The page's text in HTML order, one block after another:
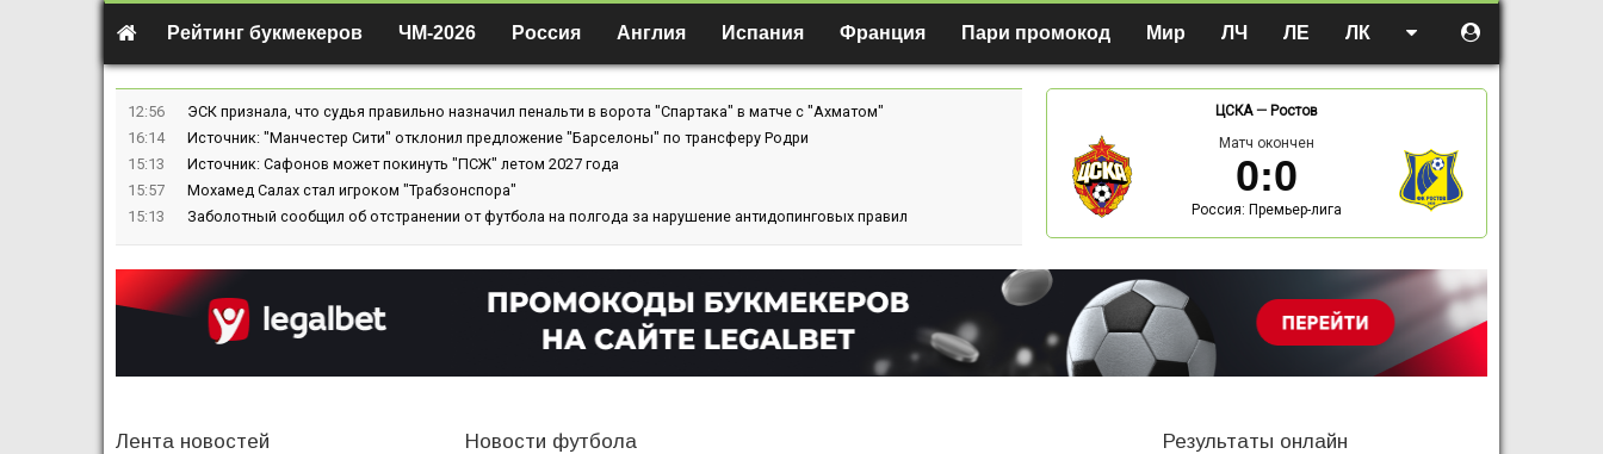
Рейтинг букмекеров ЧМ-2026 Россия Англия Испания Франция Пари промокод Мир ЛЧ ЛЕ ЛК
12:56
ЭСК признала, что судья правильно назначил пенальти в ворота "Спартака" в матче с "Ахматом"
16:14
Источник: "Манчестер Сити" отклонил предложение "Барселоны" по трансферу Родри
15:13
Источник: Сафонов может покинуть "ПСЖ" летом 2027 года
15:57
Мохамед Салах стал игроком "Трабзонспора"
15:13
Заболотный сообщил об отстранении от футбола на полгода за нарушение антидопинговых правил
ЦСКА— Ростов
Матч окончен
0:0
Россия: Премьер-лига
Новости футбола
Лента новостей Результаты онлайн